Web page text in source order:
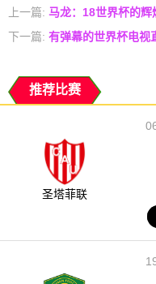
上一篇: 马龙：18世界杯的
下一篇: 有弹幕的世界杯电视
推荐比赛
圣塔菲联